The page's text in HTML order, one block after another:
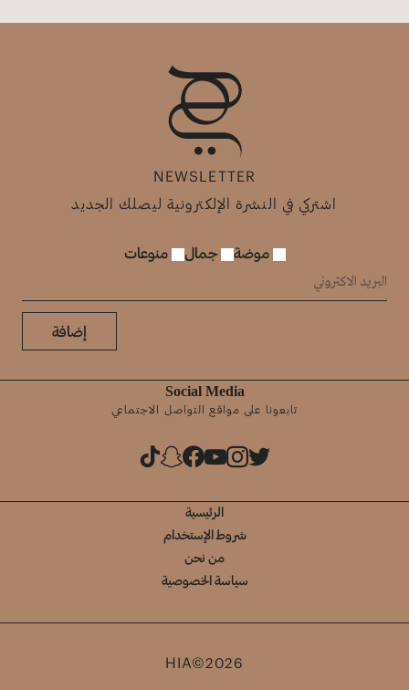
NEWSLETTER
اشتركي في النشرة الإلكترونية ليصلك الجديد
موضة جمال منوعات
إضافة
Social Media
تابعونا على مواقع التواصل الاجتماعي
الرئيسية
شروط الإستخدام
من نحن
سياسة الخصوصية
HIA©2026